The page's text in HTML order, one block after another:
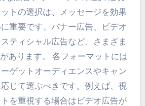
トの選択は、メッセージを効果
重要です。バナー広告、ビデオ
ティシャル広告など、さまざま
あります。 各フォーマットには
ゲットオーディエンスやキャン
じて選ぶべきです。例えば、視
を重視する場合はビデオ広告が